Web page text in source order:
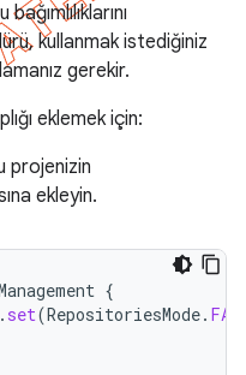
kullanmak istediğiniz
gerekir.
eklemek için:
projenizin
ekleyin.
{
. set(RepositoriesMode.